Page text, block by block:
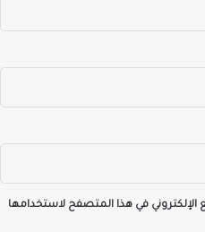
الإلكتروني في هذا المتصفح لاستخدامها